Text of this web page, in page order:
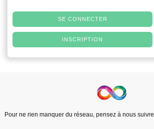
SE CONNECTER
INSCRIPTION
Pour ne rien manquer du réseau, pensez à nous